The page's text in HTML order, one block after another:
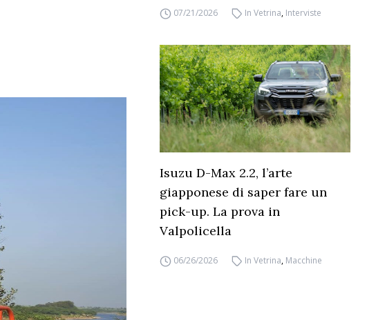
07/21/2026 In Vetrina, Interviste
Isuzu D-Max 2.2, l’arte
giapponese di saper fare un
pick-up. La prova in
Valpolicella
06/26/2026 In Vetrina, Macchine